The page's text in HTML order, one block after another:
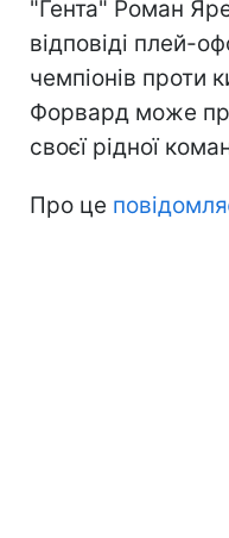
"Гента" Роман
відповіді плей-
чемпіонів проти
Форвард може
своєї рідної
Про це